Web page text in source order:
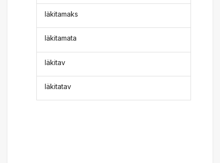
läkitamaks
läkitamata
läkitav
läkitatav